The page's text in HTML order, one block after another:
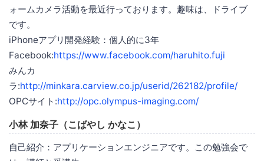
ォームカメラ活動を最近行っております。趣味は、ドライブ
です。
iPhoneアプリ開発経験：個人的に3年
Facebook:https://www.facebook.com/haruhito.fuji
みんカ
ラ:http://minkara.carview.co.jp/userid/262182/profile/
OPCサイト:http://opc.olympus-imaging.com/
小林 加奈子（こばやし かなこ）
自己紹介：アプリケーションエンジニアです。この勉強会で